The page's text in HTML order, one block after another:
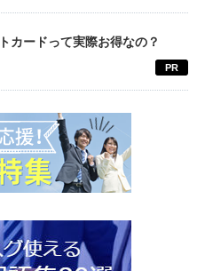
カードって実際お得なの？
PR